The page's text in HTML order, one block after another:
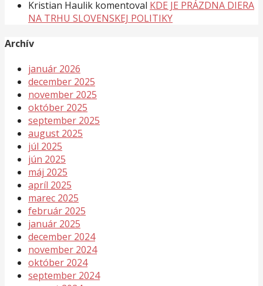
Kristian Haulik komentoval KDE JE PRÁZDNA DIERA
NA TRHU SLOVENSKEJ POLITIKY
Archív
január 2026
december 2025
november 2025
október 2025
september 2025
august 2025
júl 2025
jún 2025
máj 2025
apríl 2025
marec 2025
február 2025
január 2025
december 2024
november 2024
október 2024
september 2024